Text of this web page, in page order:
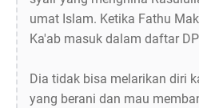
umat Islam. Ketika Fathu
Ka'ab masuk dalam daftar
Dia tidak bisa melarikan diri
yang berani dan mau